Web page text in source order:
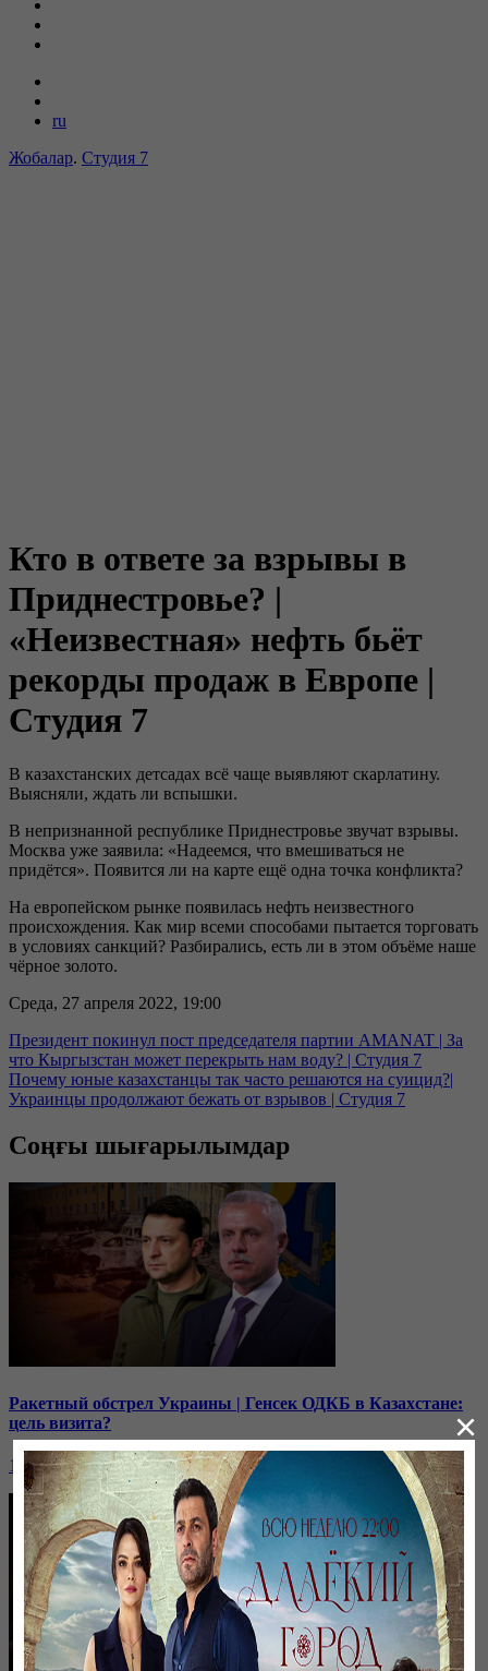
ru
Жобалар. Студия 7
Кто в ответе за взрывы в
Приднестровье? |
«Неизвестная» нефть бьёт
рекорды продаж в Европе |
Студия 7
В казахстанских детсадах всё чаще выявляют скарлатину.
Выясняли, ждать ли вспышки.
В непризнанной республике Приднестровье звучат взрывы.
Москва уже заявила: «Надеемся, что вмешиваться не
придётся». Появится ли на карте ещё одна точка конфликта?
На европейском рынке появилась нефть неизвестного
происхождения. Как мир всеми способами пытается торговать
в условиях санкций? Разбирались, есть ли в этом объёме наше
чёрное золото.
Среда, 27 апреля 2022, 19:00
Президент покинул пост председателя партии AMANAT | За
что Кыргызстан может перекрыть нам воду? | Студия 7
Почему юные казахстанцы так часто решаются на суицид?|
Украинцы продолжают бежать от взрывов | Студия 7
Соңғы шығарылымдар
Ракетный обстрел Украины | Генсек ОДКБ в Казахстане:
цель визита?
10 октября, 19:00
×